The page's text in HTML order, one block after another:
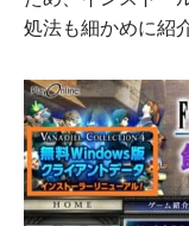
処法も細かめに紹